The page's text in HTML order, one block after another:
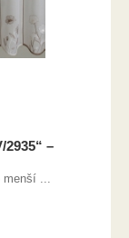
–
menší ...